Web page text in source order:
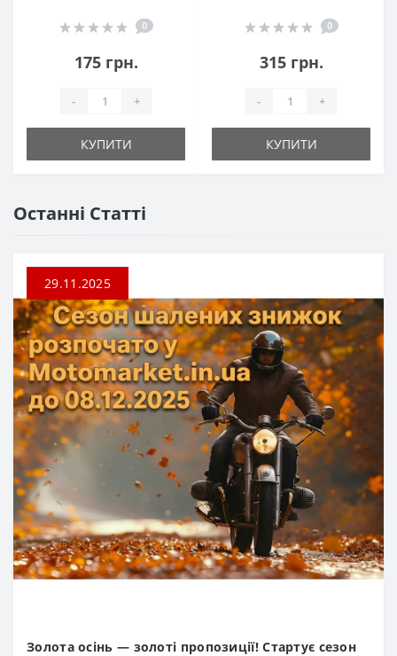
0
175 грн.
- +
КУПИТИ
0
315 грн.
- +
КУПИТИ
Останні Статті
29.11.2025
Золота осінь — золоті пропозиції! Стартує сезон